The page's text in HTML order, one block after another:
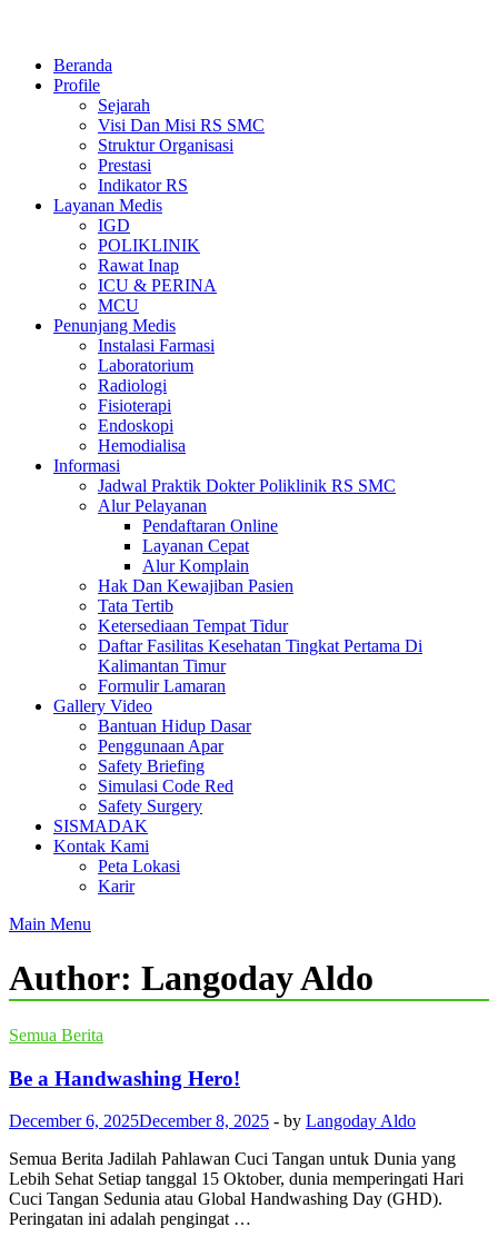
contentBeranda
Profile
Sejarah
Visi Dan Misi RS SMC
Struktur Organisasi
Prestasi
Indikator RS
Layanan Medis
IGD
POLIKLINIK
Rawat Inap
ICU & PERINA
MCU
Penunjang Medis
Instalasi Farmasi
Laboratorium
Radiologi
Fisioterapi
Endoskopi
Hemodialisa
Informasi
Jadwal Praktik Dokter Poliklinik RS SMC
Alur Pelayanan
Pendaftaran Online
Layanan Cepat
Alur Komplain
Hak Dan Kewajiban Pasien
Tata Tertib
Ketersediaan Tempat Tidur
Daftar Fasilitas Kesehatan Tingkat Pertama Di
Kalimantan Timur
Formulir Lamaran
Gallery Video
Bantuan Hidup Dasar
Penggunaan Apar
Safety Briefing
Simulasi Code Red
Safety Surgery
SISMADAK
Kontak Kami
Peta Lokasi
Karir
Main Menu
Author: Langoday Aldo
Semua Berita
Be a Handwashing Hero!
December 6, 2025December 8, 2025 - by Langoday Aldo
Semua Berita Jadilah Pahlawan Cuci Tangan untuk Dunia yang
Lebih Sehat Setiap tanggal 15 Oktober, dunia memperingati Hari
Cuci Tangan Sedunia atau Global Handwashing Day (GHD).
Peringatan ini adalah pengingat …